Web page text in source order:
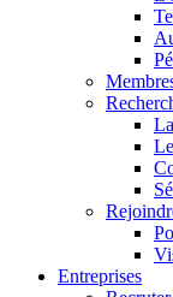
Entreprises